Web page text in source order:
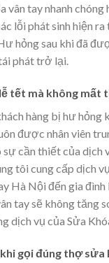
vân tay nhanh chóng
lỗi phát sinh hiện ra
hỏng sau khi đã
phát trở lại.
tết mà không mất
hàng bị hư hỏng
được nhân viên
sự cần thiết của dịch
tôi cung cấp dịch vụ
Hà Nội đến gia đình
tay sẽ không tăng
dịch vụ của Sửa
gọi đúng thợ